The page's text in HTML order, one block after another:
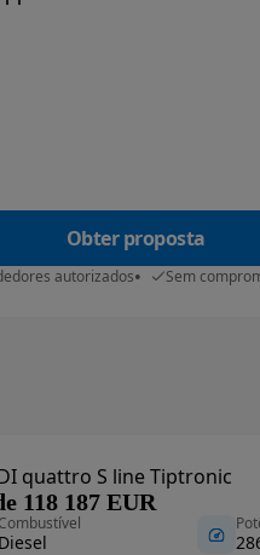
Obter proposta
autorizados Sem
quattro S line Tiptronic
118 187 EUR
Combustível
Diesel